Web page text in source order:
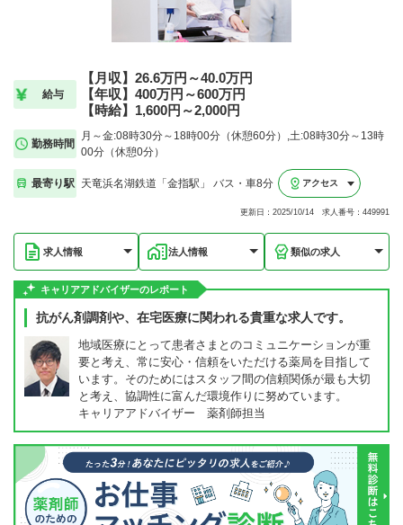
給与
【月収】26.6万円～40.0万円
【年収】400万円～600万円
【時給】1,600円～2,000円
勤務時間
月～金:08時30分～18時00分（休憩60分）,土:08時30分～13時
00分（休憩0分）
最寄り駅 天竜浜名湖鉄道「金指駅」 バス・車8分 アクセス
更新日：2025/10/14 求人番号：449991
求人情報 法人情報 類似の求人
キャリアアドバイザーのレポート
抗がん剤調剤や、在宅医療に関われる貴重な求人です。
地域医療にとって患者さまとのコミュニケーションが重
要と考え、常に安心・信頼をいただける薬局を目指して
います。そのためにはスタッフ間の信頼関係が最も大切
と考え、協調性に富んだ環境作りに努めています。
キャリアアドバイザー 薬剤師担当